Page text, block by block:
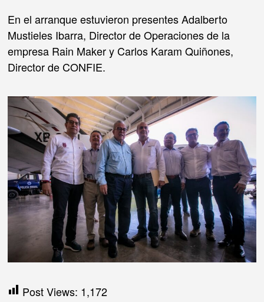
En el arranque estuvieron presentes Adalberto
Mustieles Ibarra, Director de Operaciones de la
empresa Rain Maker y Carlos Karam Quiñones,
Director de CONFIE.
Post Views: 1,172